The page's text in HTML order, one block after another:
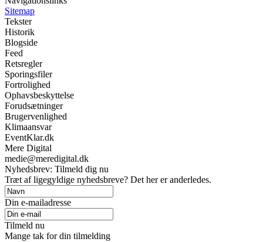
Sitemap
Tekster
Historik
Blogside
Feed
Retsregler
Sporingsfiler
Fortrolighed
Ophavsbeskyttelse
Forudsætninger
Brugervenlighed
Klimaansvar
EventKlar.dk
Mere Digital
medie@meredigital.dk
Nyhedsbrev: Tilmeld dig nu
Træt af ligegyldige nyhedsbreve? Det her er anderledes.
Din e-mailadresse
Tilmeld nu
Mange tak for din tilmelding